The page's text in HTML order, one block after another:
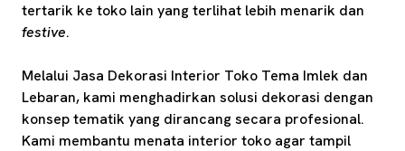
tertarik ke toko lain yang terlihat lebih menarik dan
festive.
Melalui Jasa Dekorasi Interior Toko Tema Imlek dan
Lebaran, kami menghadirkan solusi dekorasi dengan
konsep tematik yang dirancang secara profesional.
Kami membantu menata interior toko agar tampil